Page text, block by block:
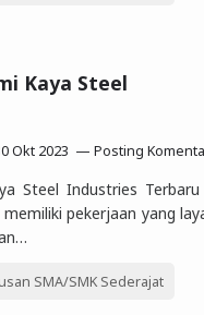
Kaya Steel
Okt 2023 Posting
Steel Industries
pekerjaan yang
SMA/SMK Sederajat